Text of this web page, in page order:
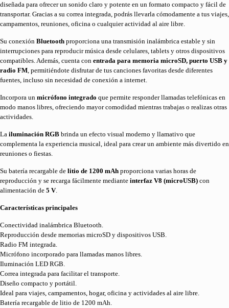
diseñada para ofrecer un sonido claro y potente en un formato compacto y fácil de
transportar. Gracias a su correa integrada, podrás llevarla cómodamente a tus viajes,
campamentos, reuniones, oficina o cualquier actividad al aire libre.
Su conexión Bluetooth proporciona una transmisión inalámbrica estable y sin
interrupciones para reproducir música desde celulares, tablets y otros dispositivos
compatibles. Además, cuenta con entrada para memoria microSD, puerto USB y
radio FM, permitiéndote disfrutar de tus canciones favoritas desde diferentes
fuentes, incluso sin necesidad de conexión a internet.
Incorpora un micrófono integrado que permite responder llamadas telefónicas en
modo manos libres, ofreciendo mayor comodidad mientras trabajas o realizas otras
actividades.
La iluminación RGB brinda un efecto visual moderno y llamativo que
complementa la experiencia musical, ideal para crear un ambiente más divertido en
reuniones o fiestas.
Su batería recargable de litio de 1200 mAh proporciona varias horas de
reproducción y se recarga fácilmente mediante interfaz V8 (microUSB) con
alimentación de 5 V.
Características principales
Conectividad inalámbrica Bluetooth.
Reproducción desde memorias microSD y dispositivos USB.
Radio FM integrada.
Micrófono incorporado para llamadas manos libres.
Iluminación LED RGB.
Correa integrada para facilitar el transporte.
Diseño compacto y portátil.
Ideal para viajes, campamentos, hogar, oficina y actividades al aire libre.
Batería recargable de litio de 1200 mAh.